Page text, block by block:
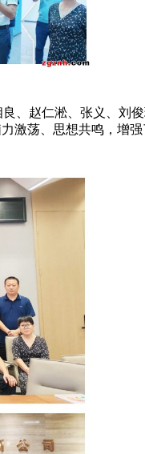
、赵仁淞、张义、刘
激荡、思想共鸣，增